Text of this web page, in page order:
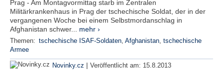
Prag - Am Montagvormittag starb im Zentralen
Militärkrankenhaus in Prag der tschechische Soldat, der in der
vergangenen Woche bei einem Selbstmordanschlag in
Afghanistan schwer... mehr ›
Themen: tschechische ISAF-Soldaten, Afghanistan, tschechische
Armee
Novinky.cz | Veröffentlicht am: 15.8.2013